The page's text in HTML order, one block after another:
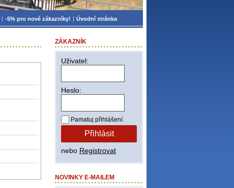
ZÁKAZNÍK
Uživatel:
Heslo:
Pamatuj přihlášení.
Přihlásit
nebo Registrovat
NOVINKY E-MAILEM
-5% pro nové zákazníky! Úvodní stránka